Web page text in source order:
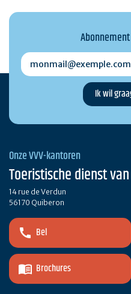
monmail@exemple.com
Onze VVV-kantoren
Toeristische dienst
14 rue de Verdun
56170 Quiberon
Bel
Brochures